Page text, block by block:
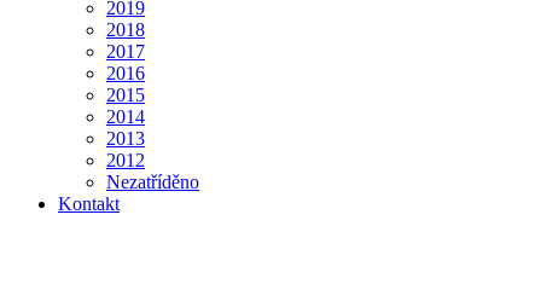
2019
2018
2017
2016
2015
2014
2013
2012
Nezatříděno
Kontakt